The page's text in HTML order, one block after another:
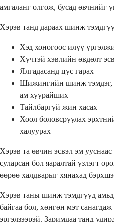
амгаланг олгож, бусад өвчнийг
Хэрэв танд дараах шинж
Хэд хоногоос илүү
Хүчтэй хэвлийн өвдөлт
Ялгадасанд цус гарах
Шижингийн шинж тэмдэг,
ам хуурайших
Тайлбаргүй жин хасах
Хоол боловсруулах
халуурах
Хэрэв та өвчин эсвэл эм
суларсан бол яаралтай үзлэгт
өөрөө халдварыг хянахад
Хэрэв таны шинж тэмдгүүд
байгаа бол, хөнгөн мэт
эргэлзээрэй. Заримдаа танд